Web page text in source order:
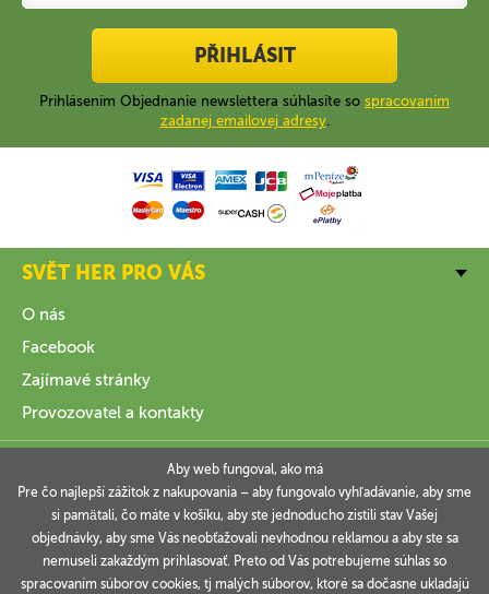
PŘIHLÁSIT
Prihlásením Objednanie newslettera súhlasíte so spracovaním
zadanej emailovej adresy.
SVĚT HER PRO VÁS
O nás
Facebook
Zajímavé stránky
Provozovatel a kontakty
INFORMACE
VAŠE OBJEDNÁVKY
Aby web fungoval, ako má
Pre čo najlepší zážitok z nakupovania – aby fungovalo vyhľadávanie, aby sme
si pamätali, čo máte v košíku, aby ste jednoducho zistili stav Vašej
objednávky, aby sme Vás neobťažovali nevhodnou reklamou a aby ste sa
nemuseli zakaždým prihlasovať. Preto od Vás potrebujeme súhlas so
spracovaním súborov cookies, tj malých súborov, ktoré sa dočasne ukladajú